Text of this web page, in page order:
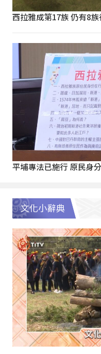
西拉雅成第17族 仍有8
平埔專法已施行 原民身
文化小辭典